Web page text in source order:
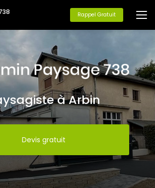
Rappel Gratuit
à Arbin
Devis gratuit